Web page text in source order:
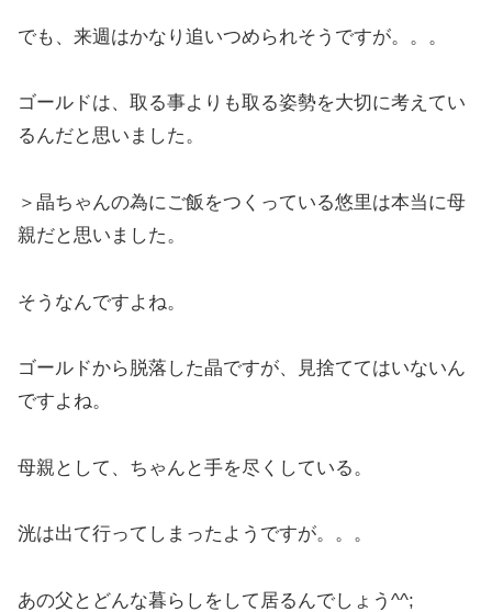
でも、来週はかなり追いつめられそうですが。。。
ゴールドは、取る事よりも取る姿勢を大切に考えてい
るんだと思いました。
＞晶ちゃんの為にご飯をつくっている悠里は本当に母
親だと思いました。
そうなんですよね。
ゴールドから脱落した晶ですが、見捨ててはいないん
ですよね。
母親として、ちゃんと手を尽くしている。
洸は出て行ってしまったようですが。。。
あの父とどんな暮らしをして居るんでしょう^^;